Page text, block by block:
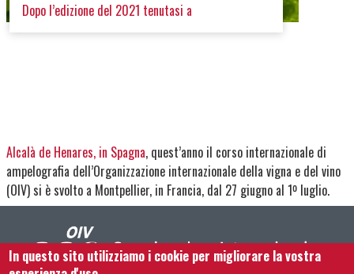
05 Lug 2022
Dopo l’edizione del 2021 tenutasi a
Alcalà de Henares, in Spagna, quest’anno il corso internazionale di
ampelografia dell’Organizzazione internazionale della vigna e del vino
(OIV) si è svolto a Montpellier, in Francia, dal 27 giugno al 1º luglio.
In questo sito utilizziamo i cookie per migliorare la vostra